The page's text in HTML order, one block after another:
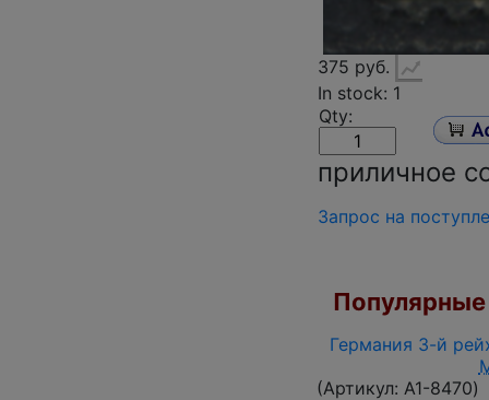
375 руб.
In stock: 1
Qty:
приличное
Запрос на
Германия 3-й
(Артикул: A1-8470)